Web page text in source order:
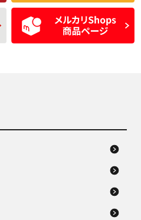
D
残り溝も少なく、偏
磨耗がみられ、短期
間使用できるくらい
の中古品